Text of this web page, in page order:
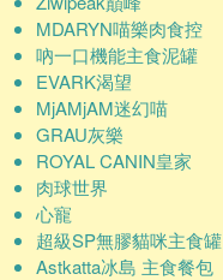
MDARYN喵樂肉食控
吶一口機能主食泥罐
EVARK渴望
MjAMjAM迷幻喵
GRAU灰樂
ROYAL CANIN皇家
肉球世界
心寵
超級SP無膠貓咪主食罐
Astkatta冰島 主食餐包